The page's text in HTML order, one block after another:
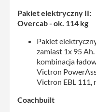
Pakiet elektryczny II:
Overcab - ok. 114 kg
Pakiet
zamiast 1x 95
kombinacja
Victron
Victron EBL 111,
Coachbuilt